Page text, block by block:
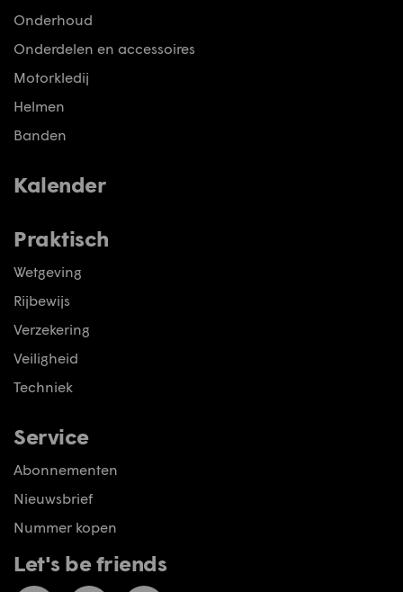
Onderhoud
Onderdelen en accessoires
Motorkledij
Helmen
Banden
Kalender
Praktisch
Wetgeving
Rijbewijs
Verzekering
Veiligheid
Techniek
Service
Abonnementen
Nieuwsbrief
Nummer kopen
Let's be friends